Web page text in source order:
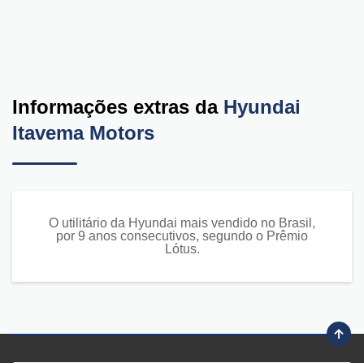
Informações extras da Hyundai
Itavema Motors
O utilitário da Hyundai mais vendido no Brasil,
por 9 anos consecutivos, segundo o Prêmio
Lótus.